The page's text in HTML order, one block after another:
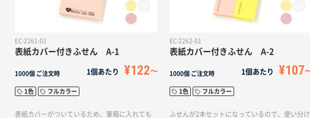
EC-2261-01
表紙カバー付きふせん A-1
1000個 ご注文時 1個あたり ¥122
1色 フルカラー
表紙カバーがついているため、筆箱に入れても
EC-2262-01
表紙カバー付きふせん A-2
1000個 ご注文時 1個あたり ¥107
1色 フルカラー
ふせんが2本セットになっているので、使い分け